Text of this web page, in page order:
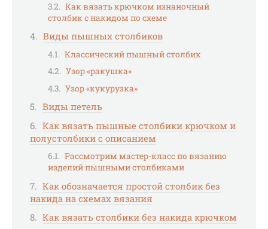
Как вязать крючком изнаночный
столбик с накидом по схеме
Виды пышных столбиков
Классический пышный столбик
Узор «ракушка»
Узор «кукурузка»
Виды петель
Как вязать пышные столбики крючком и
полустолбики с описанием
Рассмотрим мастер-класс по вязанию
изделий пышными столбиками
Как обозначается простой столбик без
накида на схемах вязания
Как вязать столбики без накида крючком